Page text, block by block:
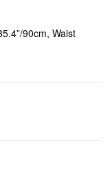
90cm, Waist